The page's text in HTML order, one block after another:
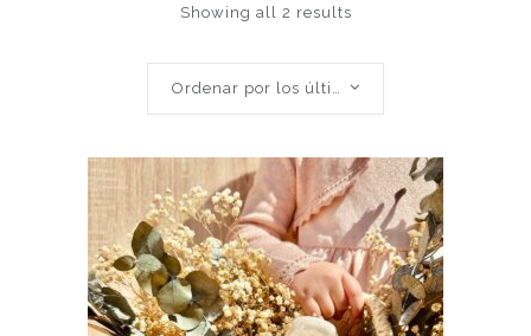
Showing all 2 results
Ordenar por los últimos